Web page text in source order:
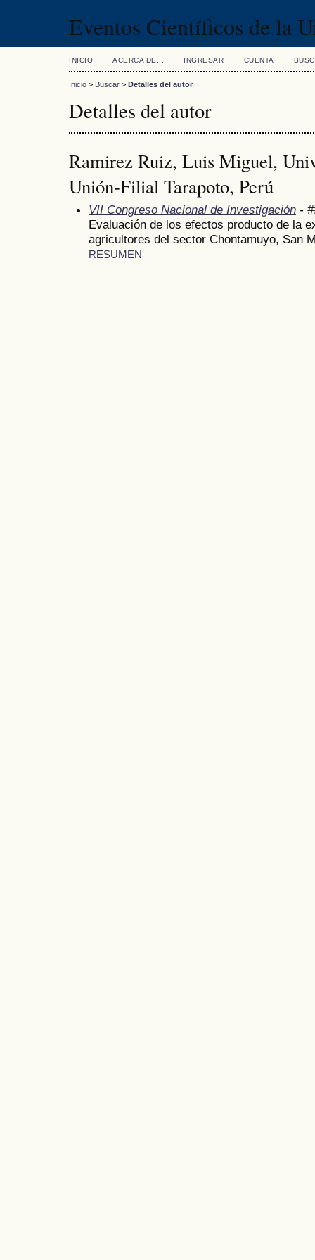
Eventos Científicos de la
INICIO ACERCA DE... INGRESAR CUENTA
Inicio > Buscar > Detalles del autor
Detalles del autor
Ramirez Ruiz, Luis Miguel,
Unión-Filial Tarapoto, Perú
VII Congreso Nacional de Investigación -
Evaluación de los efectos producto de la
agricultores del sector Chontamuyo, San
RESUMEN